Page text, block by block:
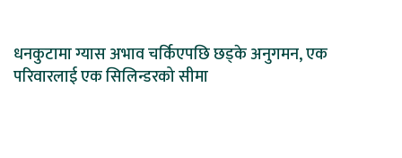
धनकुटामा ग्यास अभाव चर्किएपछि छड्के अनुगमन, एक
परिवारलाई एक सिलिन्डरको सीमा